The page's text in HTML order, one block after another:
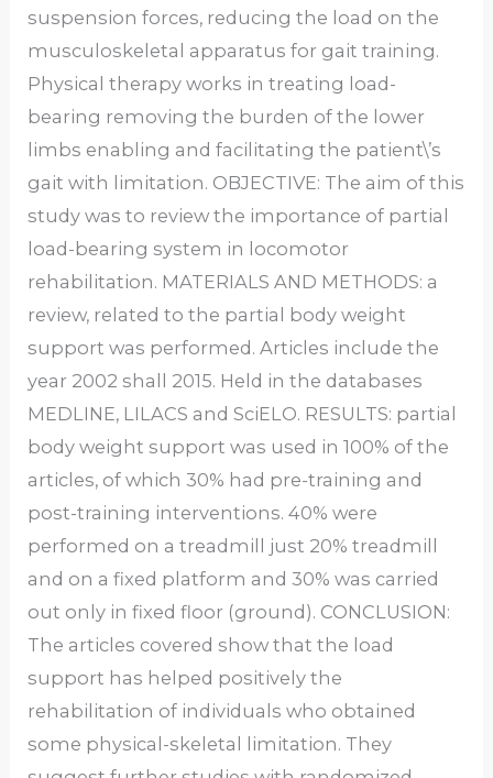
suspension forces, reducing the load on the
musculoskeletal apparatus for gait training.
Physical therapy works in treating load-
bearing removing the burden of the lower
limbs enabling and facilitating the patient\’s
gait with limitation. OBJECTIVE: The aim of this
study was to review the importance of partial
load-bearing system in locomotor
rehabilitation. MATERIALS AND METHODS: a
review, related to the partial body weight
support was performed. Articles include the
year 2002 shall 2015. Held in the databases
MEDLINE, LILACS and SciELO. RESULTS: partial
body weight support was used in 100% of the
articles, of which 30% had pre-training and
post-training interventions. 40% were
performed on a treadmill just 20% treadmill
and on a fixed platform and 30% was carried
out only in fixed floor (ground). CONCLUSION:
The articles covered show that the load
support has helped positively the
rehabilitation of individuals who obtained
some physical-skeletal limitation. They